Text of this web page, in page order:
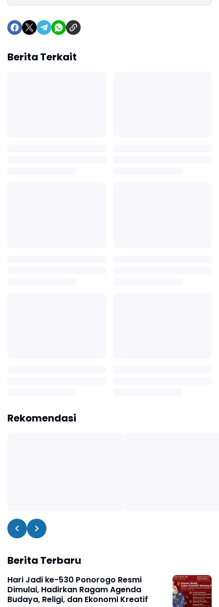
Berita Terkait
Rekomendasi
Berita Terbaru
Hari Jadi ke-530 Ponorogo Resmi
Dimulai, Hadirkan Ragam Agenda
Budaya, Religi, dan Ekonomi Kreatif